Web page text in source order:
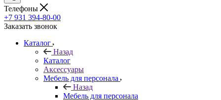
Телефоны
+7 931 394-80-00
Заказать звонок
Каталог
Назад
Каталог
Аксессуары
Мебель для персонала
Назад
Мебель для персонала